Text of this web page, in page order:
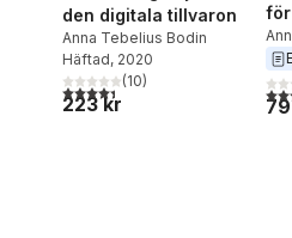
den digitala tillvaron
Anna Tebelius Bodin
Häftad, 2020
4,4utav 5 stjärnor. Totalt antal
(10)
223 kr
för
3,0